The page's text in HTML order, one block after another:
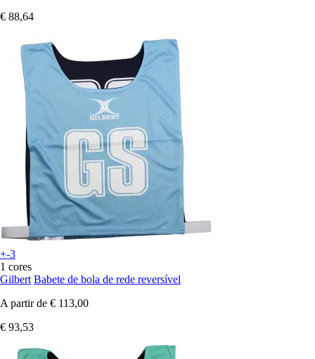
€ 88,64
+-3
1 cores
Gilbert Babete de bola de rede reversível
A partir de € 113,00
€ 93,53